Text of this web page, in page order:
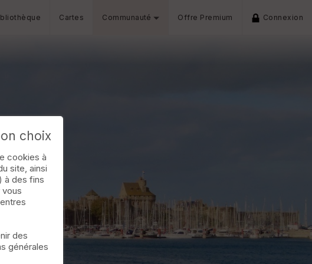
Cartes Communauté Offre Premium Connexion
choix
cookies à
site, ainsi
à des fins
des
générales